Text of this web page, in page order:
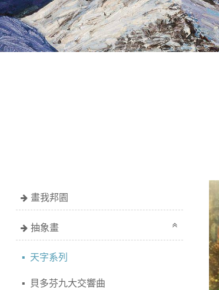
畫我邦園
抽象畫
天字系列
貝多芬九大交響曲